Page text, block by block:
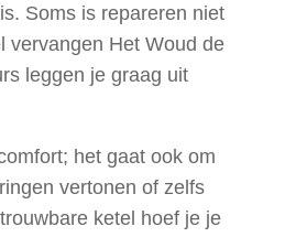
Soms is repareren niet
vervangen Het Woud de
leggen je graag uit
het gaat ook om
vertonen of zelfs
ketel hoef je je